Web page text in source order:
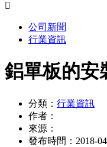

公司新聞
行業資訊
鋁單板的安
分類： 行業資訊
作者：
來源：
發布時間： 2018-